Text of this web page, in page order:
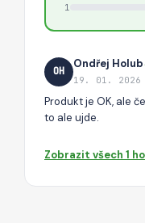
1
OH
Ondřej Holub
19. 01. 2026
Produkt je OK, ale
to ale ujde.
Zobrazit všech 1